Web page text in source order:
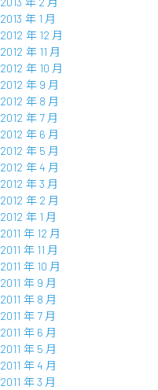
2013 年 1 月
2012 年 12 月
2012 年 11 月
2012 年 10 月
2012 年 9 月
2012 年 8 月
2012 年 7 月
2012 年 6 月
2012 年 5 月
2012 年 4 月
2012 年 3 月
2012 年 2 月
2012 年 1 月
2011 年 12 月
2011 年 11 月
2011 年 10 月
2011 年 9 月
2011 年 8 月
2011 年 7 月
2011 年 6 月
2011 年 5 月
2011 年 4 月
2011 年 3 月